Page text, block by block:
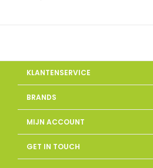
KLANTENSERVICE
BRANDS
MIJN ACCOUNT
GET IN TOUCH